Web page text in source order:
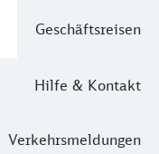
Geschäftsreisen
Hilfe & Kontakt
Verkehrsmeldungen